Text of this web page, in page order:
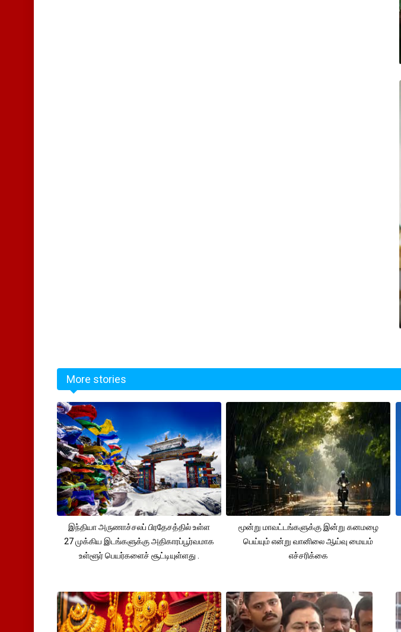
More stories
இந்தியா அருணாச்சலப் பிரதேசத்தில் உள்ள
27 முக்கிய இடங்களுக்கு அதிகாரப்பூர்வமாக
உள்ளூர் பெயர்களைச் சூட்டியுள்ளது .
மூன்று மாவட்டங்களுக்கு இன்று கனமழை
பெய்யும் என்று வானிலை ஆய்வு மையம்
எச்சரிக்கை